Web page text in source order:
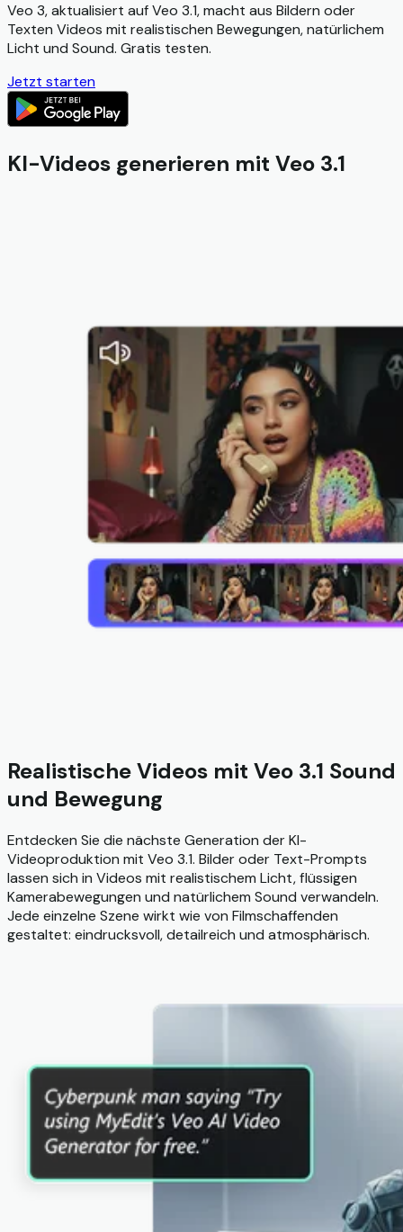
Veo 3, aktualisiert auf Veo 3.1, macht aus Bildern oder
Texten Videos mit realistischen Bewegungen, natürlichem
Licht und Sound. Gratis testen.
Jetzt starten
KI-Videos generieren mit Veo 3.1
Realistische Videos mit Veo 3.1 Sound
und Bewegung
Entdecken Sie die nächste Generation der KI-
Videoproduktion mit Veo 3.1. Bilder oder Text-Prompts
lassen sich in Videos mit realistischem Licht, flüssigen
Kamerabewegungen und natürlichem Sound verwandeln.
Jede einzelne Szene wirkt wie von Filmschaffenden
gestaltet: eindrucksvoll, detailreich und atmosphärisch.